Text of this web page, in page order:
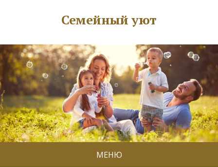
Семейный уют
МЕНЮ